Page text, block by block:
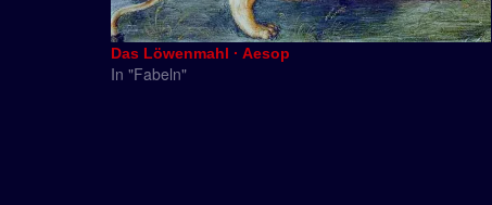
Das Löwenmahl · Aesop
In "Fabeln"